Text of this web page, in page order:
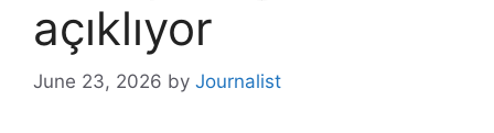
açıklıyor
June 23, 2026 by Journalist